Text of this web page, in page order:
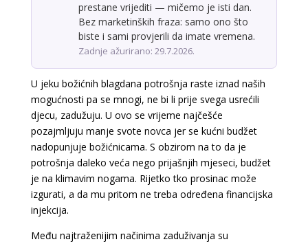
prestane vrijediti — mičemo je isti dan.
Bez marketinških fraza: samo ono što
biste i sami provjerili da imate vremena.
Zadnje ažurirano: 29.7.2026.
U jeku božićnih blagdana potrošnja raste iznad naših
mogućnosti pa se mnogi, ne bi li prije svega usrećili
djecu, zadužuju. U ovo se vrijeme najčešće
pozajmljuju manje svote novca jer se kućni budžet
nadopunjuje božićnicama. S obzirom na to da je
potrošnja daleko veća nego prijašnjih mjeseci, budžet
je na klimavim nogama. Rijetko tko prosinac može
izgurati, a da mu pritom ne treba određena financijska
injekcija.
Među najtraženijim načinima zaduživanja su